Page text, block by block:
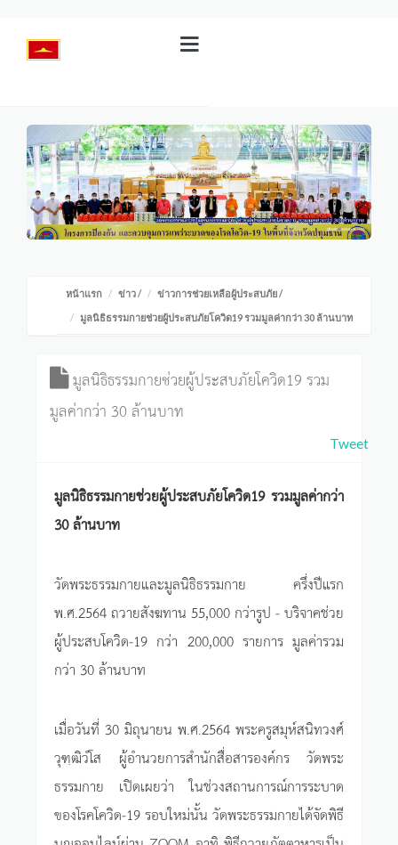
หน้าแรก ข่าว/ ข่าวการช่วยเหลือผู้ประสบภัย/
มูลนิธิธรรมกายช่วยผู้ประสบภัยโควิด19 รวมมูลค่ากว่า 30 ล้านบาท
มูลนิธิธรรมกายช่วยผู้ประสบภัยโควิด19 รวม
มูลค่ากว่า 30 ล้านบาท
Tweet
มูลนิธิธรรมกายช่วยผู้ประสบภัยโควิด19 รวมมูลค่ากว่า
30 ล้านบาท
วัดพระธรรมกายและมูลนิธิธรรมกาย ครึ่งปีแรก
พ.ศ.2564 ถวายสังฆทาน 55,000 กว่ารูป - บริจาคช่วย
ผู้ประสบโควิด-19 กว่า 200,000 รายการ มูลค่ารวม
กว่า 30 ล้านบาท
เมื่อวันที่ 30 มิถุนายน พ.ศ.2564 พระครูสมุห์สนิทวงศ์
วุฑฺฒิวํโส ผู้อำนวยการสำนักสื่อสารองค์กร วัดพระ
ธรรมกาย เปิดเผยว่า ในช่วงสถานการณ์การระบาด
ของโรคโควิด-19 รอบใหม่นั้น วัดพระธรรมกายได้จัดพิธี